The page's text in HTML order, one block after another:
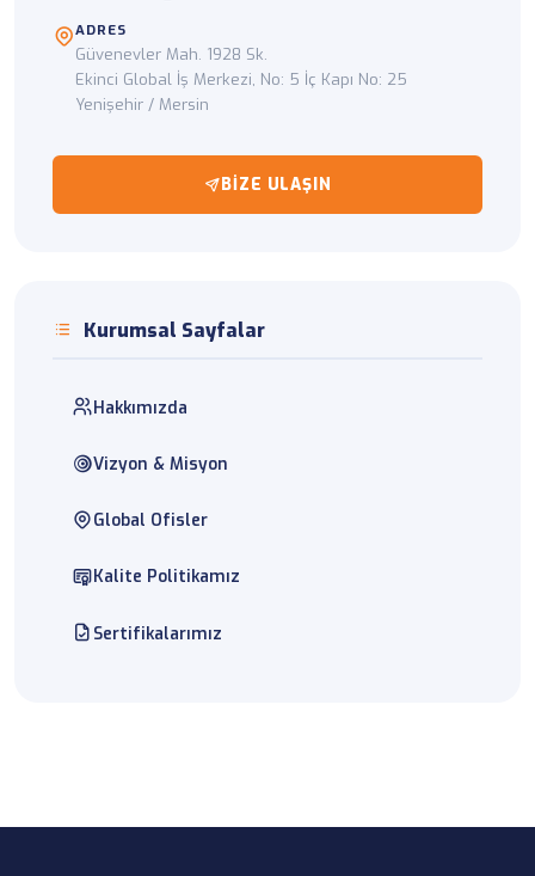
ADRES
Güvenevler Mah. 1928 Sk.
Ekinci Global İş Merkezi, No: 5 İç Kapı No: 25
Yenişehir / Mersin
BIZE ULAŞIN
Kurumsal Sayfalar
Hakkımızda
Vizyon & Misyon
Global Ofisler
Kalite Politikamız
Sertifikalarımız